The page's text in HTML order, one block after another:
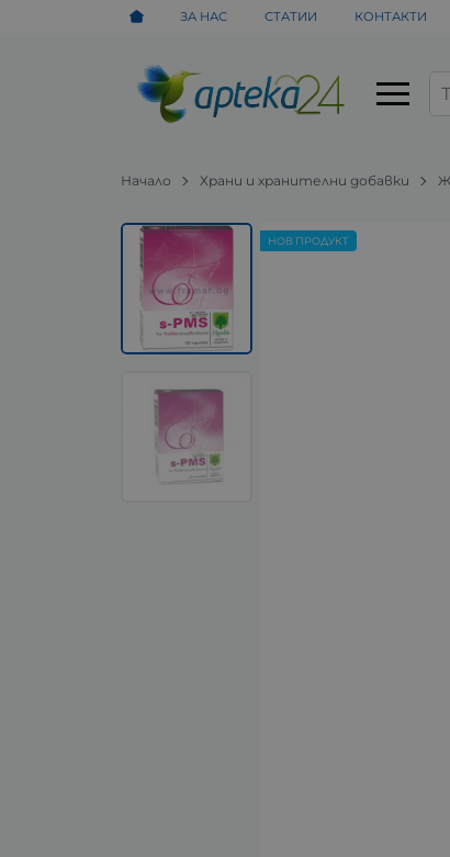
ЗА НАС СТАТИИ КОНТАКТИ
Начало Храни и хранителни добавки
НОВ ПРОДУКТ